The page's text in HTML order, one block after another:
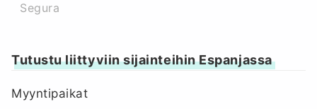
Segura
Tutustu liittyviin sijainteihin Espanjassa
Myyntipaikat